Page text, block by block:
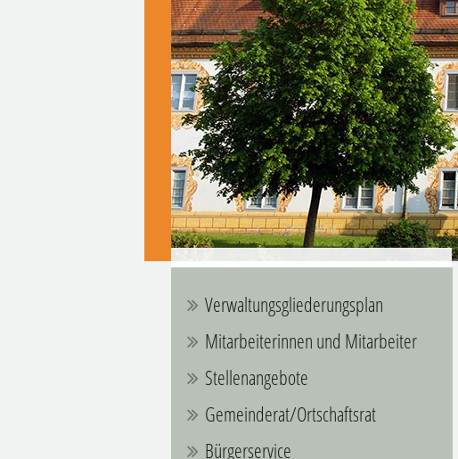
Verwaltungsgliederungsplan
Mitarbeiterinnen und Mitarbeiter
Stellenangebote
Gemeinderat/Ortschaftsrat
Bürgerservice